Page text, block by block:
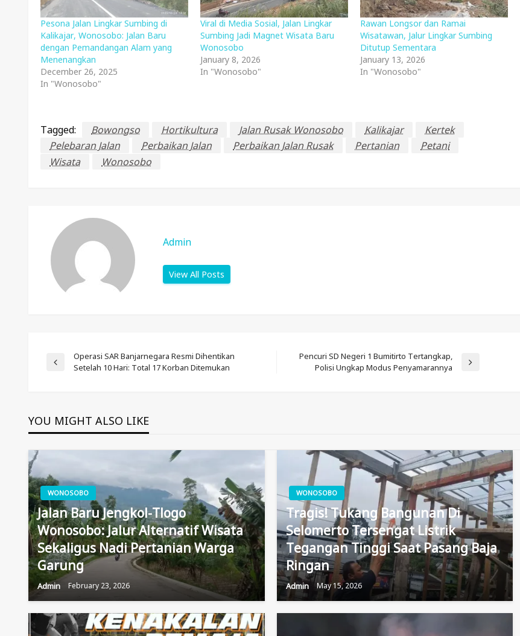
Pesona Jalan Lingkar Sumbing di
Kalikajar, Wonosobo: Jalan Baru
dengan Pemandangan Alam yang
Menenangkan
December 26, 2025
In "Wonosobo"
Viral di Media Sosial, Jalan Lingkar
Sumbing Jadi Magnet Wisata Baru
Wonosobo
January 8, 2026
In "Wonosobo"
Rawan Longsor dan Ramai
Wisatawan, Jalur Lingkar Sumbing
Ditutup Sementara
January 13, 2026
In "Wonosobo"
Tagged: Bowongso Hortikultura Jalan Rusak Wonosobo Kalikajar
Kertek
Pelebaran Jalan
Perbaikan Jalan Perbaikan Jalan Rusak Pertanian
Petani
Wisata
Wonosobo
Admin
View All Posts
Post
Previous
Operasi SAR Banjarnegara Resmi Dihentikan
Setelah 10 Hari: Total 17 Korban Ditemukan
Pencuri SD Negeri 1 Bumitirto Tertangkap,
Polisi Ungkap Modus Penyamarannya
YOU MIGHT ALSO LIKE
WONOSOBO
Jalan Baru Jengkol-Tlogo
Wonosobo: Jalur Alternatif Wisata
Sekaligus Nadi Pertanian Warga
Garung
Admin February 23, 2026
WONOSOBO
Tragis! Tukang Bangunan Di
Selomerto Tersengat Listrik
Tegangan Tinggi Saat Pasang Baja
Ringan
Admin May 15, 2026